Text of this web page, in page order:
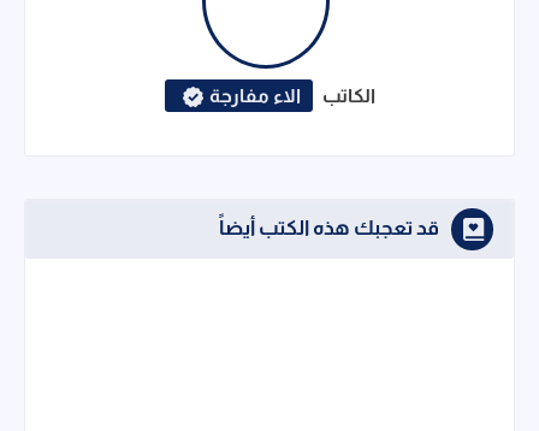
الكاتب الاء مفارجة
قد تعجبك هذه الكتب أيضاً